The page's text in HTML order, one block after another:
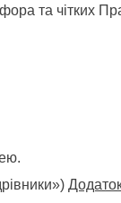
та чiтких